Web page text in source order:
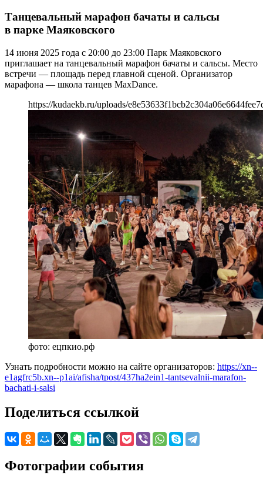
Танцевальный марафон бачаты и сальсы
в парке Маяковского
14 июня 2025 года с 20:00 до 23:00 Парк Маяковского
приглашает на танцевальный марафон бачаты и сальсы. Место
встречи — площадь перед главной сценой. Организатор
марафона — школа танцев MaxDance.
https://kudaekb.ru/uploads/
фото: ецпкио.рф
Узнать подробности можно на сайте организаторов: https://xn--
e1agfrc5b.xn--p1ai/afisha/tpost/437ha2ein1-tantsevalnii-marafon-
bachati-i-salsi
Поделиться ссылкой
Фотографии события